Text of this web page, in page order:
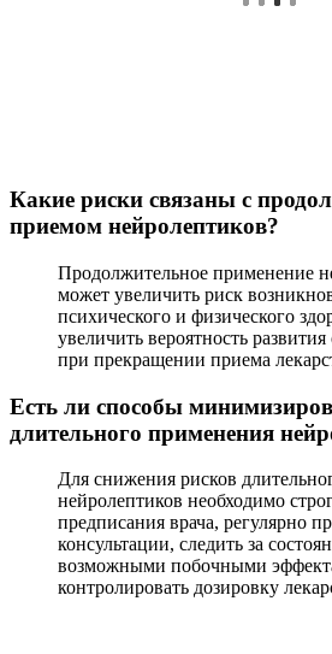
Какие риски связаны с
приемом нейролептиков?
Продолжительное применение
может увеличить риск
психического и физического
увеличить вероятность
при прекращении приема
Есть ли способы
длительного применения
Для снижения рисков
нейролептиков необходимо
предписания врача, регулярно
консультации, следить за
возможными побочными
контролировать дозировку